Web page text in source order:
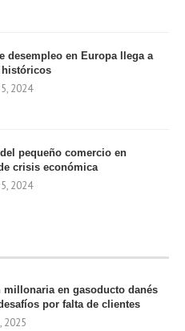
desempleo en Europa llega a
2024
pequeño comercio en
crisis económica
2024
millonaria en gasoducto danés
por falta de clientes
2025